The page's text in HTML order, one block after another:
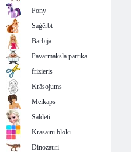
Pony
Saģērbt
Bārbija
Pavārmāksla pārtika
frizieris
Krāsojums
Meikaps
Saldēti
Krāsaini bloki
Dinozauri